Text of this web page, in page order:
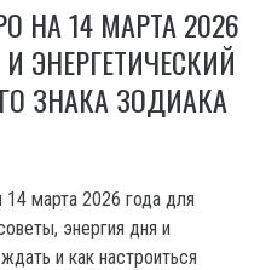
НА 14 МАРТА 2026
ЭНЕРГЕТИЧЕСКИЙ
ЗНАКА ЗОДИАКА
14 марта 2026 года для
энергия дня и
и как настроиться